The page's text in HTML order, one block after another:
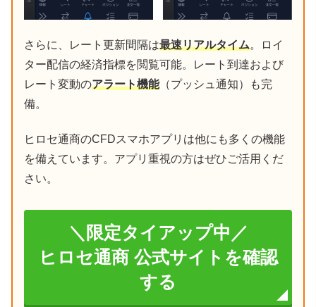
さらに、レート更新間隔は最速リアルタイム。ロイ
ター配信の経済指標を閲覧可能。レート到達および
レート変動のアラート機能（プッシュ通知）も完
備。
ヒロセ通商のCFDスマホアプリは他にも多くの機能
を備えています。アプリ重視の方はぜひご活用くだ
さい。
＼限定タイアップ中／
ヒロセ通商 公式サイトを確認
する